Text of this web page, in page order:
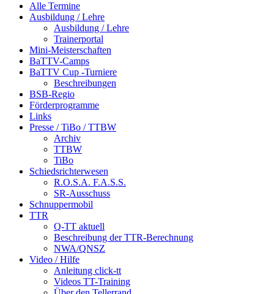
Alle Termine
Ausbildung / Lehre
Ausbildung / Lehre
Trainerportal
Mini-Meisterschaften
BaTTV-Camps
BaTTV Cup -Turniere
Beschreibungen
BSB-Regio
Förderprogramme
Links
Presse / TiBo / TTBW
Archiv
TTBW
TiBo
Schiedsrichterwesen
R.O.S.A. F.A.S.S.
SR-Ausschuss
Schnuppermobil
TTR
Q-TT aktuell
Beschreibung der TTR-Berechnung
NWA/QNSZ
Video / Hilfe
Anleitung click-tt
Videos TT-Training